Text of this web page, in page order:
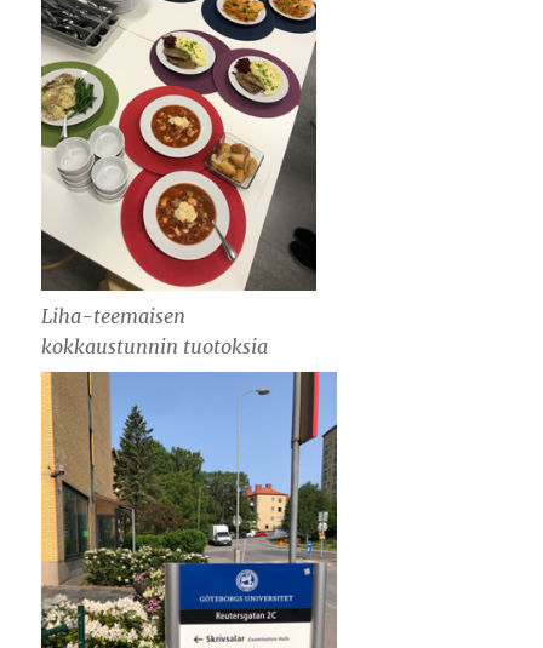
Liha-teemaisen
kokkaustunnin tuotoksia